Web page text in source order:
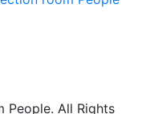
People. All Rights